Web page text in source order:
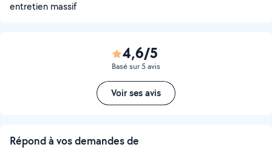
entretien massif
4,6/5
Basé sur 5 avis
Voir ses avis
Répond à vos demandes de